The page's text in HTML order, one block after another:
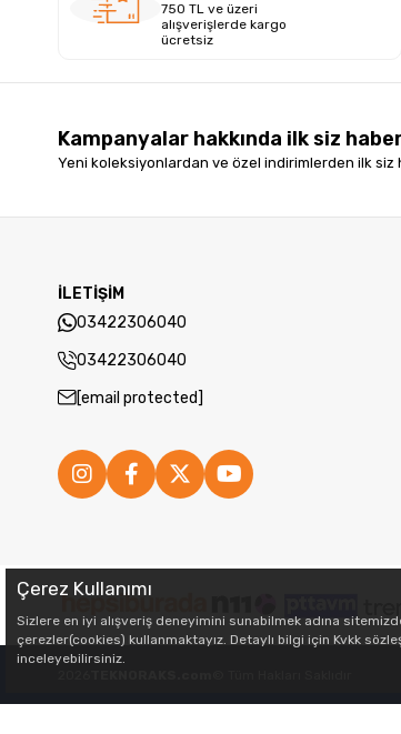
750 TL ve üzeri
alışverişlerde kargo
ücretsiz
Kampanyalar hakkında ilk siz
Yeni koleksiyonlardan ve özel indirimlerden ilk siz
İLETİŞİM
03422306040
03422306040
[email protected]
Çerez Kullanımı
Sizlere en iyi alışveriş deneyimini sunabilmek adına
çerezler(cookies) kullanmaktayız. Detaylı bilgi için Kvkk
inceleyebilirsiniz.